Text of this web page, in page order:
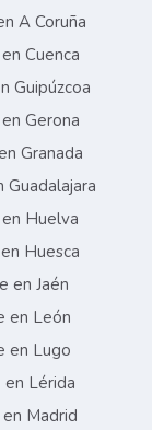
A Coruña
Cuenca
Guipúzcoa
Gerona
Granada
Huelva
Huesca
en Jaén
en León
en Lugo
Lérida
Madrid